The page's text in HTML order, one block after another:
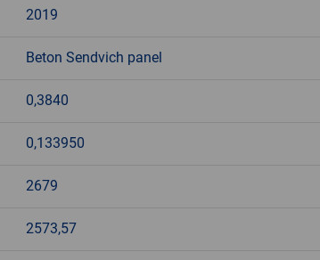
2019
Beton Sendvich panel
0,3840
0,133950
2679
2573,57